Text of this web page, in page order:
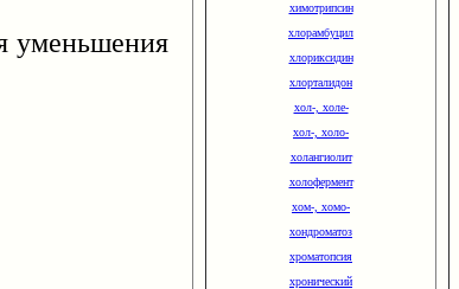
уменьшения
химотрипсин
хлорамбуцил
хлориксидин
хлорталидон
хол-, холе-
хол-, холо-
холангиолит
холофермент
хом-, хомо-
хондроматоз
хроматопсия
хронический